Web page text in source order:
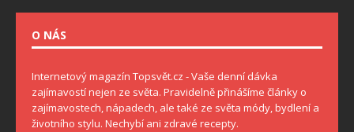
O NÁS
Internetový magazín Topsvět.cz - Vaše denní dávka
zajímavostí nejen ze světa. Pravidelně přinášíme články o
zajímavostech, nápadech, ale také ze světa módy, bydlení a
životního stylu. Nechybí ani zdravé recepty.